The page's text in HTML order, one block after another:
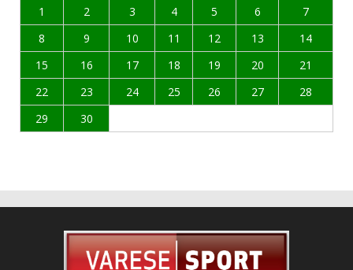
1 2 3 4 5 6
7
8
9 10 11 12 13
14
15
16 17 18 19 20
21
22
23 24 25 26 27
28
29
30